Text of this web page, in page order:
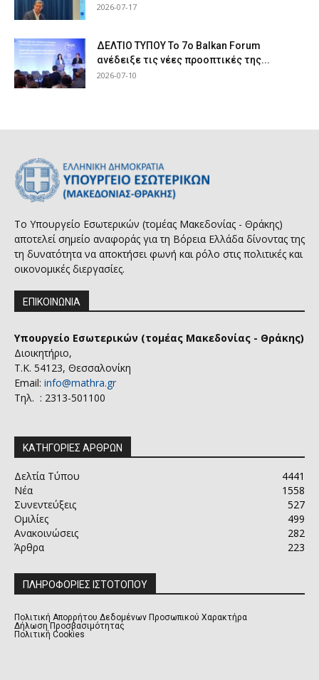
2026-07-17
ΔΕΛΤΙΟ ΤΥΠΟΥ Το 7ο Balkan Forum
ανέδειξε τις νέες προοπτικές της...
2026-07-10
Το Υπουργείο Εσωτερικών (τομέας Μακεδονίας - Θράκης)
αποτελεί σημείο αναφοράς για τη Βόρεια Ελλάδα δίνοντας της
τη δυνατότητα να αποκτήσει φωνή και ρόλο στις πολιτικές και
οικονομικές διεργασίες.
ΕΠΙΚΟΙΝΩΝΙΑ
Υπουργείο Εσωτερικών (τομέας Μακεδονίας - Θράκης)
Διοικητήριο,
Τ.Κ. 54123, Θεσσαλονίκη
Email: info@mathra.gr
Τηλ. : 2313-501100
ΚΑΤΗΓΟΡΙΕΣ ΑΡΘΡΩΝ
Δελτία Τύπου
4441
Νέα
1558
Συνεντεύξεις
527
Ομιλίες
499
Ανακοινώσεις
282
Άρθρα
223
ΠΛΗΡΟΦΟΡΙΕΣ ΙΣΤΟΤΟΠΟΥ
Πολιτική Απορρήτου Δεδομένων Προσωπικού Χαρακτήρα
Δήλωση Προσβασιμότητας
Πολιτική Cookies